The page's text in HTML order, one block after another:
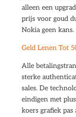
alleen een
prijs voor goud
Nokia geen kans.
Geld Lenen Tot
Alle
sterke
sales. De
eindigen met
koers grafiek